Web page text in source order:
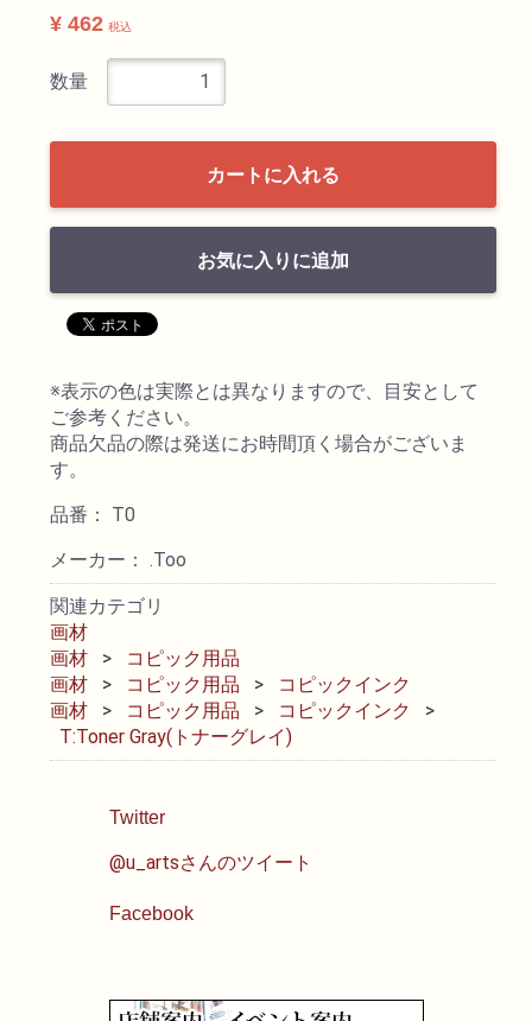
Twitter
@u_artsさんのツイート
Facebook
¥ 462 税込
数量
カートに入れる
お気に入りに追加
※表示の色は実際とは異なりますので、目安として
ご参考ください。
商品欠品の際は発送にお時間頂く場合がございま
す。
品番： T0
メーカー： .Too
関連カテゴリ
画材
画材
コピック用品
画材
コピック用品
コピックインク
画材
コピック用品
コピックインク
T:Toner Gray(トナーグレイ)
透明水彩絵具
不透明水彩絵具
アクリル絵具
油性色鉛筆
水彩色鉛筆
ペン・マーカー
鉛筆・木炭